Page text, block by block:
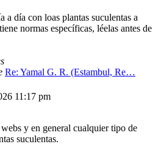
a día con loas plantas suculentas a
normas específicas, léelas antes de
Re: Yamal G. R. (Estambul, Re…
11:17 pm
y en general cualquier tipo de
suculentas.